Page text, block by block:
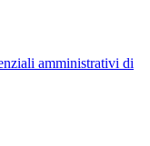
amministrativi di